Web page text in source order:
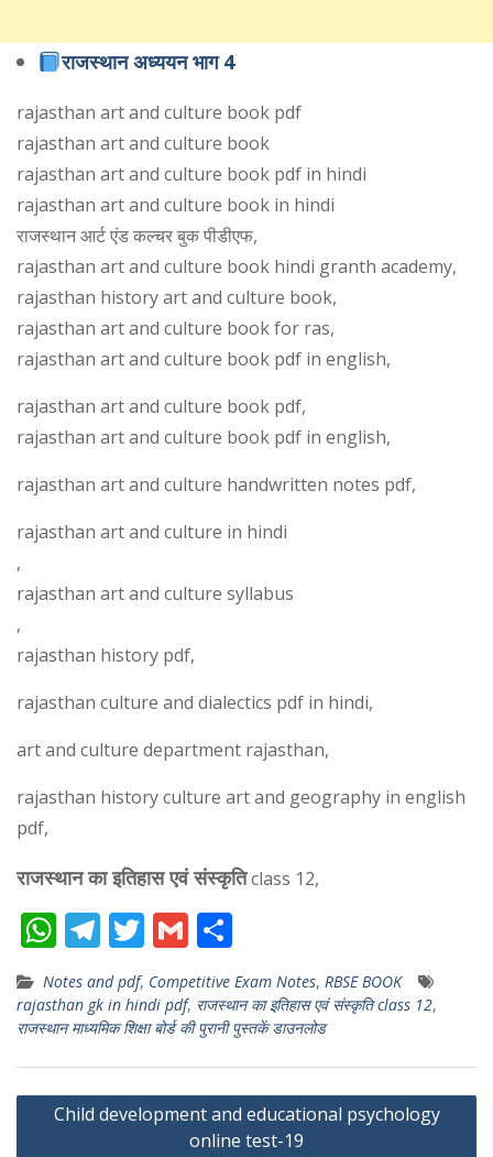
राजस्थान अध्ययन भाग 4
rajasthan art and culture book pdf
rajasthan art and culture book
rajasthan art and culture book pdf in hindi
rajasthan art and culture book in hindi
राजस्थान आर्ट एंड कल्चर बुक पीडीएफ,
rajasthan art and culture book hindi granth academy,
rajasthan history art and culture book,
rajasthan art and culture book for ras,
rajasthan art and culture book pdf in english,
rajasthan art and culture book pdf,
rajasthan art and culture book pdf in english,
rajasthan art and culture handwritten notes pdf,
rajasthan art and culture in hindi
,
rajasthan art and culture syllabus
,
rajasthan history pdf,
rajasthan culture and dialectics pdf in hindi,
art and culture department rajasthan,
rajasthan history culture art and geography in english
pdf,
राजस्थान का इतिहास एवं संस्कृतिclass 12,
W
h
at
s
A
p
T
el
e
gr
a
m
T
w
itt
er
G
m
ai
l
h
ar
e
Notes and pdf, Competitive Exam Notes, RBSE BOOK
rajasthan gk in hindi pdf, राजस्थान का इतिहास एवं संस्कृति class 12,
राजस्थान माध्यमिक शिक्षा बोर्ड की पुरानी पुस्तकें डाउनलोड
PostChild development and educational psychology
online test-19